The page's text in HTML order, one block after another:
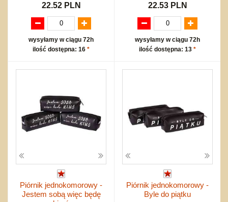
22.52 PLN
wysyłamy w ciągu 72h
ilość dostępna: 16 *
22.53 PLN
wysyłamy w ciągu 72h
ilość dostępna: 13 *
Piórnik jednokomorowy -
Jestem sobą więc będę
Piórnik jednokomorowy -
Byle do piątku